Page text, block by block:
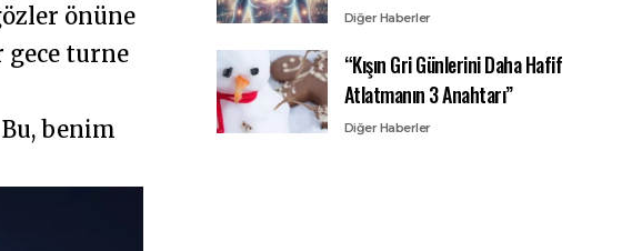
önüne
gece turne
benim
Diğer Haberler
“Kışın Gri Günlerini Daha Hafif
Atlatmanın 3 Anahtarı”
Diğer Haberler